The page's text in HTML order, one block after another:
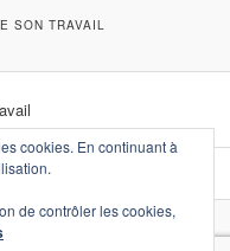
SON TRAVAIL
cookies. En continuant à
de contrôler les cookies,